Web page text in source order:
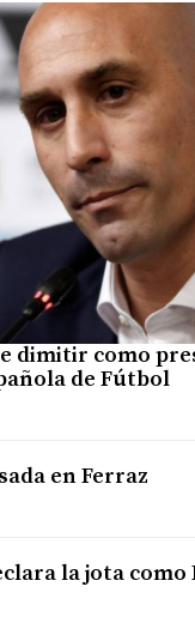
dimitir como
de Fútbol
en Ferraz
la jota